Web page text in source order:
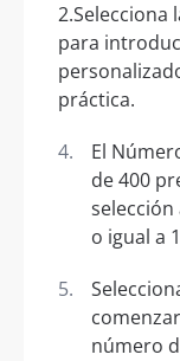
2.Selecciona
para
práctica.
El
de 400
o igual a
número